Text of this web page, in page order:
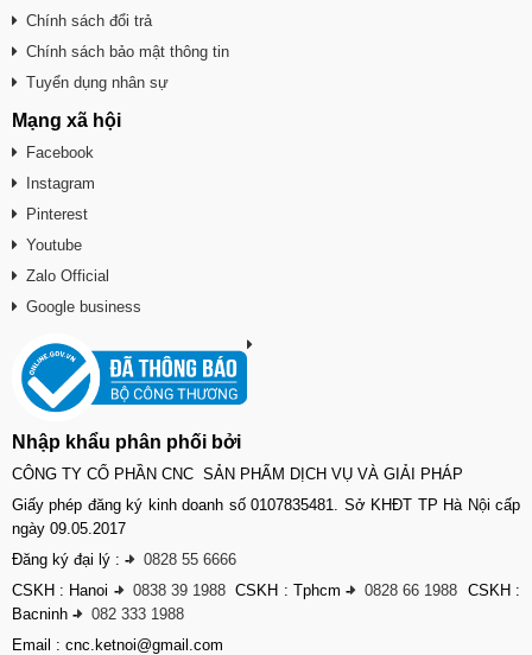
Chính sách đổi trả
Chính sách bảo mật thông tin
Tuyển dụng nhân sự
Mạng xã hội
Facebook
Instagram
Pinterest
Youtube
Zalo Official
Google business
Nhập khẩu phân phối bởi
CÔNG TY CỔ PHẦN CNC SẢN PHẨM DỊCH VỤ VÀ GIẢI PHÁP
Giấy phép đăng ký kinh doanh số 0107835481. Sở KHĐT TP Hà Nội cấp
ngày 09.05.2017
Đăng ký đại lý : -
0828 55 6666
CSKH : Hanoi - 0838 39 1988 CSKH : Tphcm- 0828 66 1988 CSKH :
Bacninh -
082 333 1988
Email : cnc.ketnoi@gmail.com